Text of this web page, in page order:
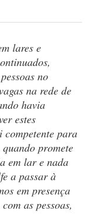
lares e
no
na rede de
havia
estes
competente para
promete
em lar e nada
a passar à
em presença
as pessoas,